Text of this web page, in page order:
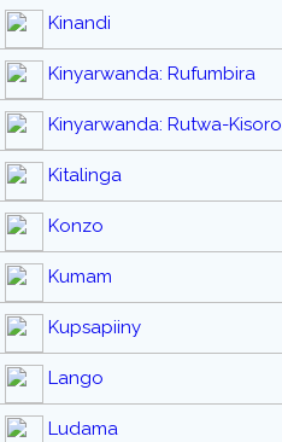
Kinandi
Kinyarwanda: Rufumbira
Kinyarwanda: Rutwa-Kisoro
Kitalinga
Konzo
Kumam
Kupsapiiny
Lango
Ludama